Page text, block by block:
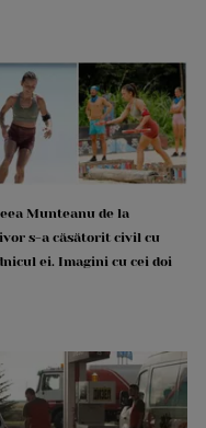
Munteanu de la
s-a căsătorit civil cu
ei. Imagini cu cei doi